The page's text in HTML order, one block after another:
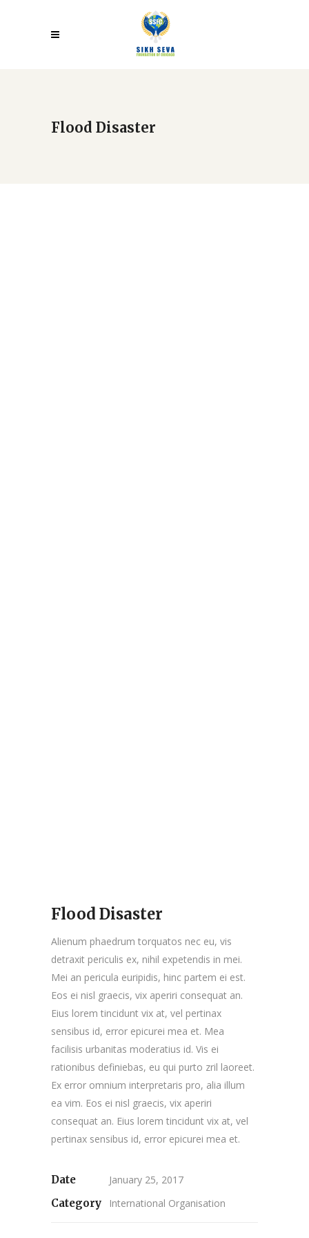
Flood Disaster
Flood Disaster
Alienum phaedrum torquatos nec eu, vis
detraxit periculis ex, nihil expetendis in mei.
Mei an pericula euripidis, hinc partem ei est.
Eos ei nisl graecis, vix aperiri consequat an.
Eius lorem tincidunt vix at, vel pertinax
sensibus id, error epicurei mea et. Mea
facilisis urbanitas moderatius id. Vis ei
rationibus definiebas, eu qui purto zril laoreet.
Ex error omnium interpretaris pro, alia illum
ea vim. Eos ei nisl graecis, vix aperiri
consequat an. Eius lorem tincidunt vix at, vel
pertinax sensibus id, error epicurei mea et.
Date
January 25, 2017
Category
International Organisation